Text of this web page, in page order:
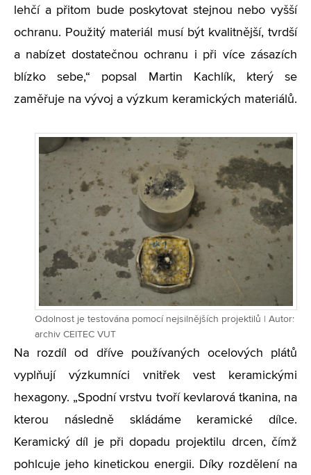
lehčí a přitom bude poskytovat stejnou nebo vyšší
ochranu. Použitý materiál musí být kvalitnější, tvrdší
a nabízet dostatečnou ochranu i při více zásazích
blízko sebe,“ popsal Martin Kachlík, který se
zaměřuje na vývoj a výzkum keramických materiálů.
Odolnost je testována pomocí nejsilnějších projektilů | Autor:
archiv CEITEC VUT
Na rozdíl od dříve používaných ocelových plátů
vyplňují výzkumníci vnitřek vest keramickými
hexagony. „Spodní vrstvu tvoří kevlarová tkanina, na
kterou následně skládáme keramické dílce.
Keramický díl je při dopadu projektilu drcen, čímž
pohlcuje jeho kinetickou energii. Díky rozdělení na